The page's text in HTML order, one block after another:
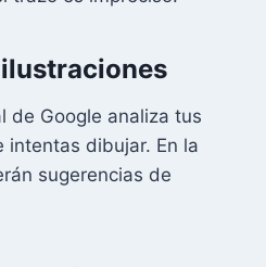
de Google analiza tus
intentas dibujar. En la
sugerencias de